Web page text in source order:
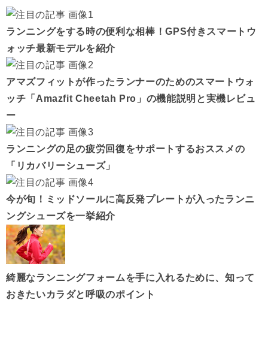
ランニングをする時の便利な相棒！GPS付きスマートウ
ォッチ最新モデルを紹介
アマズフィットが作ったランナーのためのスマートウォ
ッチ「Amazfit Cheetah Pro」の機能説明と実機レビュ
ー
ランニングの足の疲労回復をサポートするおススメの
「リカバリーシューズ」
今が旬！ミッドソールに高反発プレートが入ったランニ
ングシューズを一挙紹介
綺麗なランニングフォームを手に入れるために、知って
おきたいカラダと呼吸のポイント